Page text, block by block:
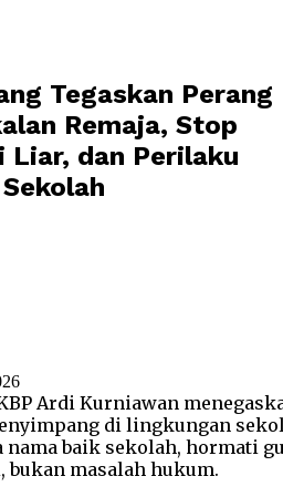
Tegaskan Perang
Remaja, Stop
Liar, dan Perilaku